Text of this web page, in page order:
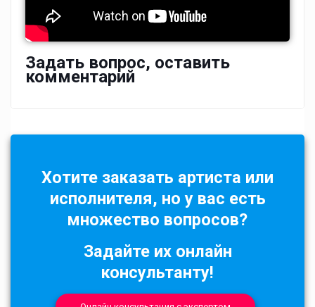
Задать вопрос, оставить
комментарий
Хотите заказать артиста или
исполнителя, но у вас есть
множество вопросов?
Задайте их онлайн
консультанту!